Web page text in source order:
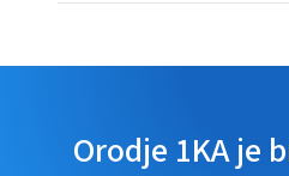
Orodje 1KA je